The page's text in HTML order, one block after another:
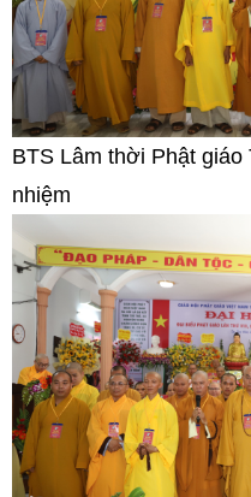
BTS Lâm thời Phật giáo
nhiệm